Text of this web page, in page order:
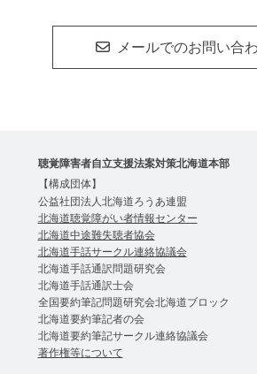
メールでのお問い合
聴覚障害者自立支援法案対策北海道本部
【構成団体】
公益社団法人北海道ろうあ連盟
北海道聴覚障がい者情報センター
北海道中途難失聴者協会
北海道手話サークル連絡協議会
北海道手話通訳問題研究会
北海道手話通訳士会
全国要約筆記問題研究会北海道ブロック
北海道要約筆記者の会
北海道要約筆記サークル連絡協議会
著作権等について